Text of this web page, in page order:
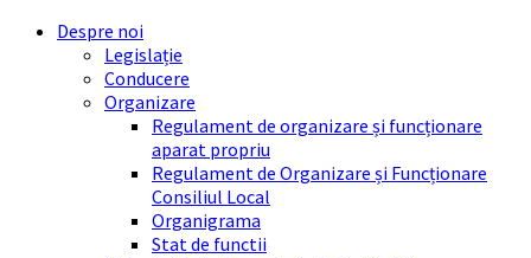
Skip
Skip
Skip
Skip
Despre noi
Legislație
Conducere
Organizare
Regulament de organizare și funcționare
aparat propriu
Regulament de Organizare și Funcționare
Consiliul Local
Organigrama
Stat de functii